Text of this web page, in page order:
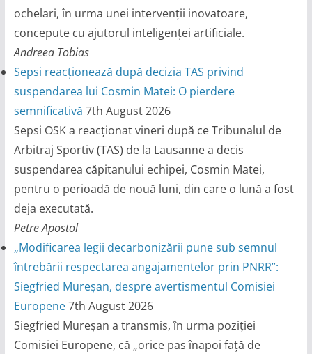
ochelari, în urma unei intervenții inovatoare,
concepute cu ajutorul inteligenței artificiale.
Andreea Tobias
Sepsi reacționează după decizia TAS privind
suspendarea lui Cosmin Matei: O pierdere
semnificativă 7th August 2026
Sepsi OSK a reacționat vineri după ce Tribunalul de
Arbitraj Sportiv (TAS) de la Lausanne a decis
suspendarea căpitanului echipei, Cosmin Matei,
pentru o perioadă de nouă luni, din care o lună a fost
deja executată.
Petre Apostol
„Modificarea legii decarbonizării pune sub semnul
întrebării respectarea angajamentelor prin PNRR”:
Siegfried Mureșan, despre avertismentul Comisiei
Europene7th August 2026
Siegfried Mureșan a transmis, în urma poziției
Comisiei Europene, că „orice pas înapoi față de